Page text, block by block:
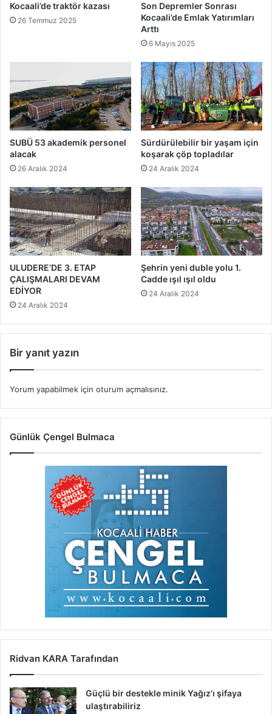
Kocaali’de traktör kazası
26 Temmuz 2025
Son Depremler Sonrası
Kocaali’de Emlak Yatırımları
Arttı
6 Mayıs 2025
SUBÜ 53 akademik personel
alacak
26 Aralık 2024
Sürdürülebilir bir yaşam için
koşarak çöp topladılar
24 Aralık 2024
ULUDERE’DE 3. ETAP
ÇALIŞMALARI DEVAM
EDİYOR
24 Aralık 2024
Şehrin yeni duble yolu 1.
Cadde ışıl ışıl oldu
24 Aralık 2024
Bir yanıt yazın
Yorum yapabilmek için oturum açmalısınız.
Günlük Çengel Bulmaca
Ridvan KARA Tarafından
Güçlü bir destekle minik Yağız’ı şifaya
ulaştırabiliriz